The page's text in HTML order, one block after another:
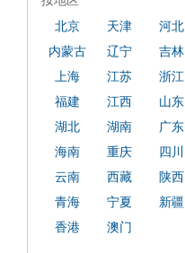
北京
天津 河北
内蒙古
辽宁 吉林
上海
江苏 浙江
福建
江西 山东
湖北
湖南 广东
海南
重庆 四川
云南
西藏 陕西
青海
宁夏 新疆
香港
澳门